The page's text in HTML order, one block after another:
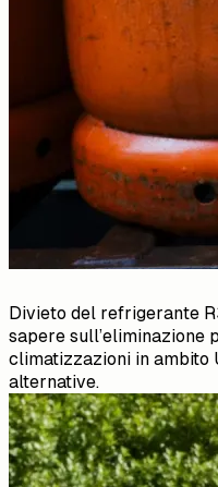
Divieto del refrigerante
sapere sull’eliminazione
climatizzazioni in ambito
alternative.